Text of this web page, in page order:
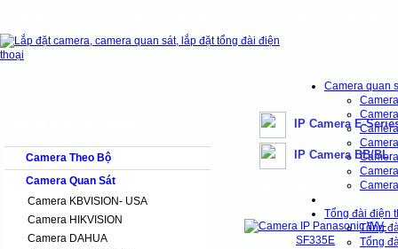
cns
shops faq products our clients
Camera quan
Tổng đài điện
Tổng
Tổng
Camera Theo Bộ
Camera Quan Sát
Camera KBVISION- USA
Camera HIKVISION
Camera DAHUA
IP Camera E-
IP Camera BB/BL